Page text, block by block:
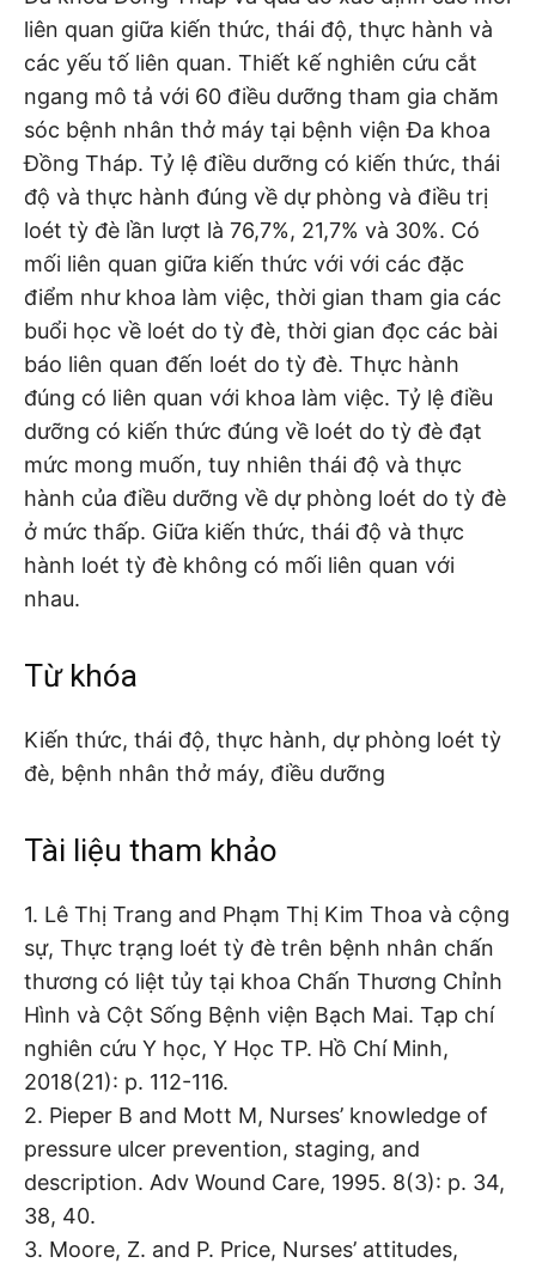
liên quan giữa kiến thức, thái độ, thực hành và
các yếu tố liên quan. Thiết kế nghiên cứu cắt
ngang mô tả với 60 điều dưỡng tham gia chăm
sóc bệnh nhân thở máy tại bệnh viện Đa khoa
Đồng Tháp. Tỷ lệ điều dưỡng có kiến thức, thái
độ và thực hành đúng về dự phòng và điều trị
loét tỳ đè lần lượt là 76,7%, 21,7% và 30%. Có
mối liên quan giữa kiến thức với với các đặc
điểm như khoa làm việc, thời gian tham gia các
buổi học về loét do tỳ đè, thời gian đọc các bài
báo liên quan đến loét do tỳ đè. Thực hành
đúng có liên quan với khoa làm việc. Tỷ lệ điều
dưỡng có kiến thức đúng về loét do tỳ đè đạt
mức mong muốn, tuy nhiên thái độ và thực
hành của điều dưỡng về dự phòng loét do tỳ đè
ở mức thấp. Giữa kiến thức, thái độ và thực
hành loét tỳ đè không có mối liên quan với
nhau.
Từ khóa
Kiến thức, thái độ, thực hành, dự phòng loét tỳ
đè, bệnh nhân thở máy, điều dưỡng
Tài liệu tham khảo
1. Lê Thị Trang and Phạm Thị Kim Thoa và cộng
sự, Thực trạng loét tỳ đè trên bệnh nhân chấn
thương có liệt tủy tại khoa Chấn Thương Chỉnh
Hình và Cột Sống Bệnh viện Bạch Mai. Tạp chí
nghiên cứu Y học, Y Học TP. Hồ Chí Minh,
2018(21): p. 112-116.
2. Pieper B and Mott M, Nurses’ knowledge of
pressure ulcer prevention, staging, and
description. Adv Wound Care, 1995. 8(3): p. 34,
38, 40.
3. Moore, Z. and P. Price, Nurses’ attitudes,